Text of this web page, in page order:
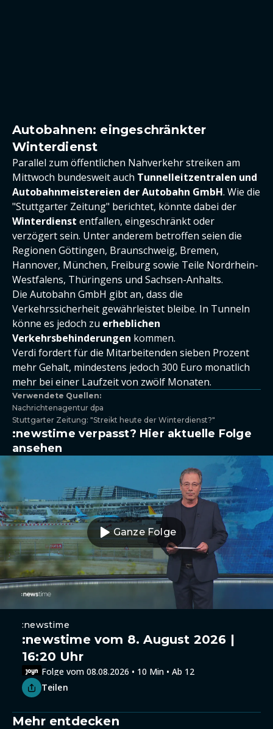
Autobahnen: eingeschränkter
Winterdienst
Parallel zum öffentlichen Nahverkehr streiken am
Mittwoch bundesweit auch Tunnelleitzentralen und
Autobahnmeistereien der Autobahn GmbH. Wie die
"Stuttgarter Zeitung" berichtet, könnte dabei der
Winterdienst entfallen, eingeschränkt oder
verzögert sein. Unter anderem betroffen seien die
Regionen Göttingen, Braunschweig, Bremen,
Hannover, München, Freiburg sowie Teile Nordrhein-
Westfalens, Thüringens und Sachsen-Anhalts.
Die Autobahn GmbH gibt an, dass die
Verkehrssicherheit gewährleistet bleibe. In Tunneln
könne es jedoch zu erheblichen
Verkehrsbehinderungen kommen.
Verdi fordert für die Mitarbeitenden sieben Prozent
mehr Gehalt, mindestens jedoch 300 Euro monatlich
mehr bei einer Laufzeit von zwölf Monaten.
Verwendete Quellen:
Nachrichtenagentur dpa
Stuttgarter Zeitung: "Streikt heute der Winterdienst?"
:newstime verpasst? Hier aktuelle Folge
ansehen
Ganze Folge
:newstime
:newstime vom 8. August 2026 |
16:20 Uhr
Folge vom 08.08.2026 • 10 Min • Ab 12
Teilen
Mehr entdecken